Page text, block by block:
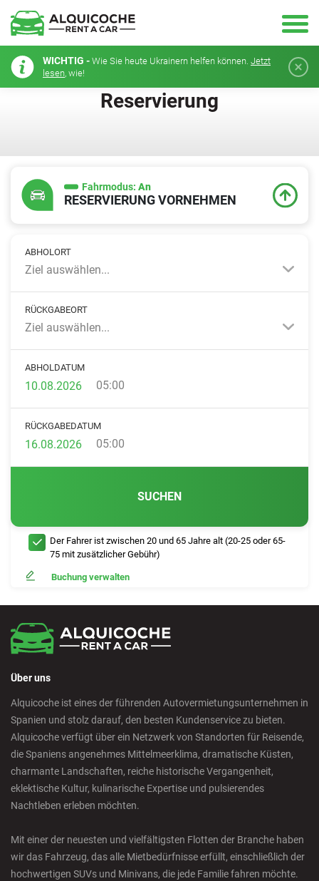
WICHTIG - Wie Sie heute Ukrainern helfen können. Jetzt
lesen, wie!
Reservierung
Fahrmodus: An
RESERVIERUNG VORNEHMEN
ABHOLORT
Ziel auswählen...
RÜCKGABEORT
Ziel auswählen...
ABHOLDATUM
05:00
RÜCKGABEDATUM
05:00
SUCHEN
Der Fahrer ist zwischen 20 und 65 Jahre alt (20-25 oder 65-
75 mit zusätzlicher Gebühr)
Buchung verwalten
Über uns
Alquicoche ist eines der führenden Autovermietungsunternehmen in
Spanien und stolz darauf, den besten Kundenservice zu bieten.
Alquicoche verfügt über ein Netzwerk von Standorten für Reisende,
die Spaniens angenehmes Mittelmeerklima, dramatische Küsten,
charmante Landschaften, reiche historische Vergangenheit,
eklektische Kultur, kulinarische Expertise und pulsierendes
Nachtleben erleben möchten.
Mit einer der neuesten und vielfältigsten Flotten der Branche haben
wir das Fahrzeug, das alle Mietbedürfnisse erfüllt, einschließlich der
hochwertigen SUVs und Minivans, die jede Familie fahren möchte.